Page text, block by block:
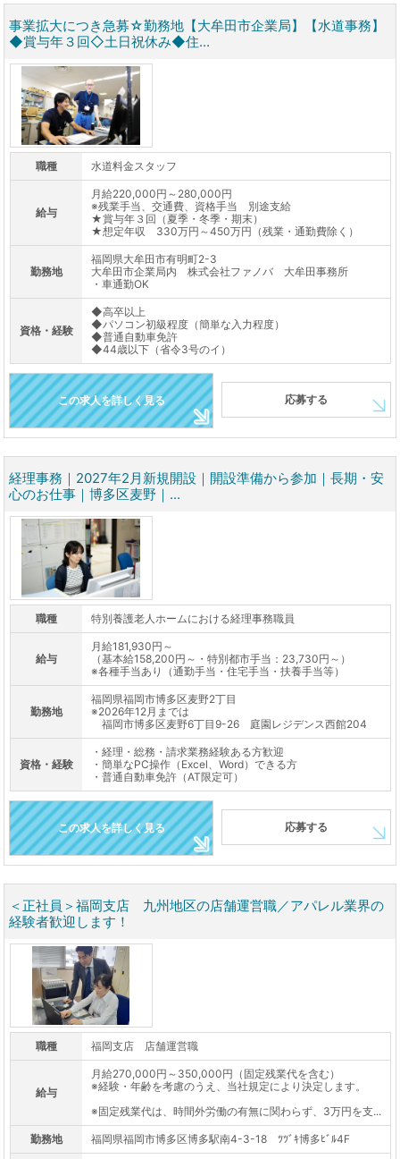
事業拡大につき急募☆勤務地【大牟田市企業局】【水道事務】
◆賞与年３回◇土日祝休み◆住...
職種 水道料金スタッフ
給与
月給220,000円～280,000円
※残業手当、交通費、資格手当 別途支給
★賞与年３回（夏季・冬季・期末）
★想定年収 330万円～450万円（残業・通勤費除く）
勤務地
福岡県大牟田市有明町2-3
大牟田市企業局内 株式会社ファノバ 大牟田事務所
・車通勤OK
資格・経験
◆高卒以上
◆パソコン初級程度（簡単な入力程度）
◆普通自動車免許
◆44歳以下（省令3号のイ）
この求人を詳しく見る 応募する
経理事務｜2027年2月新規開設｜開設準備から参加｜長期・安
心のお仕事｜博多区麦野｜...
職種 特別養護老人ホームにおける経理事務職員
給与
月給181,930円～
（基本給158,200円～・特別都市手当：23,730円～）
※各種手当あり（通勤手当・住宅手当・扶養手当等）
勤務地
福岡県福岡市博多区麦野2丁目
※2026年12月までは
福岡市博多区麦野6丁目9-26 庭園レジデンス西館204
資格・経験
・経理・総務・請求業務経験ある方歓迎
・簡単なPC操作（Excel、Word）できる方
・普通自動車免許（AT限定可）
この求人を詳しく見る 応募する
＜正社員＞福岡支店 九州地区の店舗運営職／アパレル業界の
経験者歓迎します！
職種 福岡支店 店舗運営職
給与
月給270,000円～350,000円（固定残業代を含む）
※経験・年齢を考慮のうえ、当社規定により決定します。
※固定残業代は、時間外労働の有無に関わらず、3万円を支...
勤務地 福岡県福岡市博多区博多駅南4-3-18 ﾂﾂﾞｷ博多ﾋﾞﾙ4F